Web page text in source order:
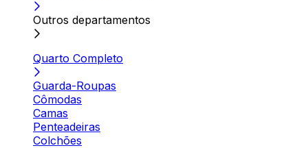
Outros departamentos
Quarto Completo
Guarda-Roupas
Cômodas
Camas
Penteadeiras
Colchões